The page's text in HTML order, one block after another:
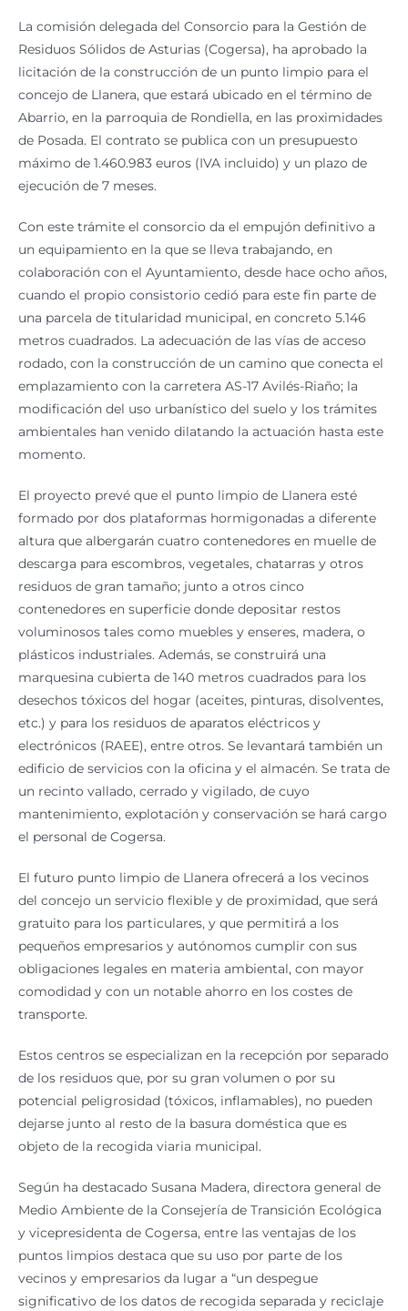
La comisión delegada del Consorcio para la Gestión de
Residuos Sólidos de Asturias (Cogersa), ha aprobado la
licitación de la construcción de un punto limpio para el
concejo de Llanera, que estará ubicado en el término de
Abarrio, en la parroquia de Rondiella, en las proximidades
de Posada. El contrato se publica con un presupuesto
máximo de 1.460.983 euros (IVA incluido) y un plazo de
ejecución de 7 meses.
Con este trámite el consorcio da el empujón definitivo a
un equipamiento en la que se lleva trabajando, en
colaboración con el Ayuntamiento, desde hace ocho años,
cuando el propio consistorio cedió para este fin parte de
una parcela de titularidad municipal, en concreto 5.146
metros cuadrados. La adecuación de las vías de acceso
rodado, con la construcción de un camino que conecta el
emplazamiento con la carretera AS-17 Avilés-Riaño; la
modificación del uso urbanístico del suelo y los trámites
ambientales han venido dilatando la actuación hasta este
momento.
El proyecto prevé que el punto limpio de Llanera esté
formado por dos plataformas hormigonadas a diferente
altura que albergarán cuatro contenedores en muelle de
descarga para escombros, vegetales, chatarras y otros
residuos de gran tamaño; junto a otros cinco
contenedores en superficie donde depositar restos
voluminosos tales como muebles y enseres, madera, o
plásticos industriales. Además, se construirá una
marquesina cubierta de 140 metros cuadrados para los
desechos tóxicos del hogar (aceites, pinturas, disolventes,
etc.) y para los residuos de aparatos eléctricos y
electrónicos (RAEE), entre otros. Se levantará también un
edificio de servicios con la oficina y el almacén. Se trata de
un recinto vallado, cerrado y vigilado, de cuyo
mantenimiento, explotación y conservación se hará cargo
el personal de Cogersa.
El futuro punto limpio de Llanera ofrecerá a los vecinos
del concejo un servicio flexible y de proximidad, que será
gratuito para los particulares, y que permitirá a los
pequeños empresarios y autónomos cumplir con sus
obligaciones legales en materia ambiental, con mayor
comodidad y con un notable ahorro en los costes de
transporte.
Estos centros se especializan en la recepción por separado
de los residuos que, por su gran volumen o por su
potencial peligrosidad (tóxicos, inflamables), no pueden
dejarse junto al resto de la basura doméstica que es
objeto de la recogida viaria municipal.
Según ha destacado Susana Madera, directora general de
Medio Ambiente de la Consejería de Transición Ecológica
y vicepresidenta de Cogersa, entre las ventajas de los
puntos limpios destaca que su uso por parte de los
vecinos y empresarios da lugar a “un despegue
significativo de los datos de recogida separada y reciclaje